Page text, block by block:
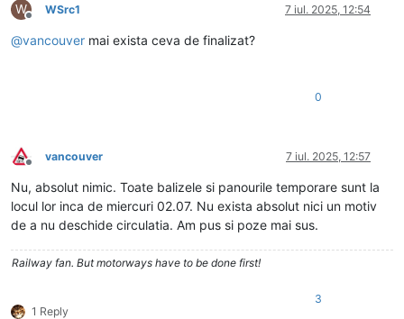
W
Deconectat
WSrc1 7 iul. 2025, 12:54
@vancouver mai exista ceva de finalizat?
0
Deconectat
vancouver 7 iul. 2025, 12:57
Nu, absolut nimic. Toate balizele si panourile temporare sunt la
locul lor inca de miercuri 02.07. Nu exista absolut nici un motiv
de a nu deschide circulatia. Am pus si poze mai sus.
Railway fan. But motorways have to be done first!
1 Reply
3